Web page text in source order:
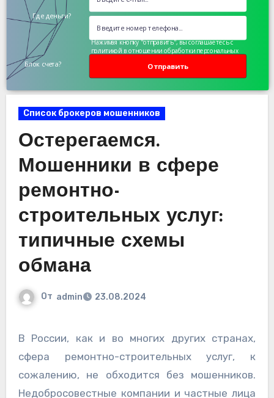
Где деньги?
Блок счета? Отправить
Нажимая кнопку "отправить", вы соглашаетесь с
политикой в отношении обработки персональных
Список брокеров мошенников
Остерегаемся.
Мошенники в сфере
ремонтно-
строительных услуг:
типичные схемы
обмана
От admin 23.08.2024
В России, как и во многих других странах,
сфера ремонтно-строительных услуг, к
сожалению, не обходится без мошенников.
Недобросовестные компании и частные лица